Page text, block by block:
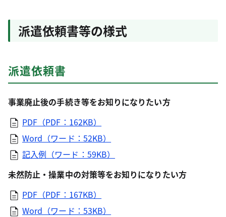
派遣依頼書等の様式
派遣依頼書
事業廃止後の手続き等をお知りになりたい方
PDF（PDF：162KB）
Word（ワード：52KB）
記入例（ワード：59KB）
未然防止・操業中の対策等をお知りになりたい方
PDF（PDF：167KB）
Word（ワード：53KB）